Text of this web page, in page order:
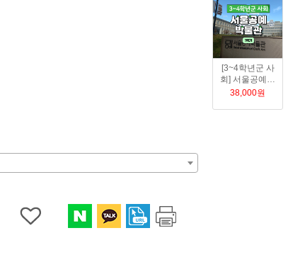
[3~4학년군 사
회] 서울공예박
물관
38,000원